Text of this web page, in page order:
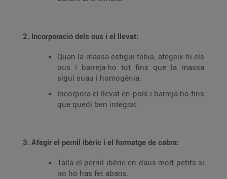
2. Incorporació dels ous i el llevat:
Quan la massa estigui tèbia, afegeix-hi els
ous i barreja-ho tot fins que la massa
sigui suau i homogènia.
Incorpora el llevat en pols i barreja-ho fins
que quedi ben integrat.
3. Afegir el pernil ibèric i el formatge de cabra:
Talla el pernil ibèric en daus molt petits si
no ho has fet abans.